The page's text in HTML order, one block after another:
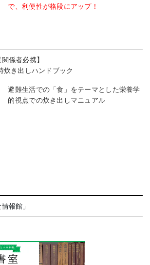
で、利便性が格段にアップ！
係者必携】
炊き出しハンドブック
避難生活での「食」をテーマとした栄養学
的視点での炊き出しマニュアル
報館」